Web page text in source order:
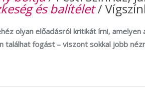
és balítélet/
olyan előadásról kritikát írni, amelyen
találhat fogást – viszont sokkal jobb